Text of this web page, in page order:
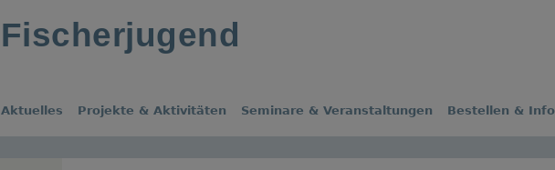
Fischerjugend
Aktuelles Projekte & Aktivitäten Seminare & Veranstaltungen Bestellen &